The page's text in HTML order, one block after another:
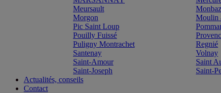
Meursault
Morgon
Moulin
Pic Saint Loup
Pouilly Fuissé
Puligny Montrachet
Regnié
Santenay
Volnay
Saint-Amour
Saint
Saint-Joseph
Saint-
Actualités, conseils
Contact